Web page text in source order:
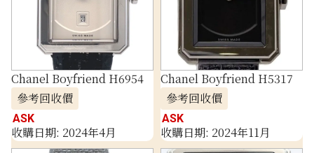
Chanel Boyfriend H6954
參考回收價
ASK
收購日期: 2024年4月
Chanel Boyfriend H5317
參考回收價
ASK
收購日期: 2024年11月